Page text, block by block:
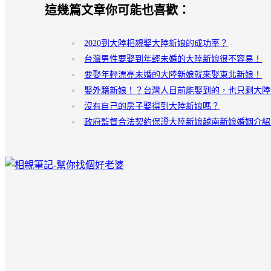
這幾篇文章你可能也喜歡：
2020到大陸相親娶大陸新娘的成功率？
台灣男性要娶到年輕未婚的大陸新娘很不容易！
要娶年輕漂亮未婚的大陸新娘就來娶東北新娘！
娶外籍新娘！？台灣人目前能娶到的，也只剩大陸
沒有自己的房子娶得到大陸新娘嗎？
政府監督合法契約保證大陸新娘越南新娘婚姻介